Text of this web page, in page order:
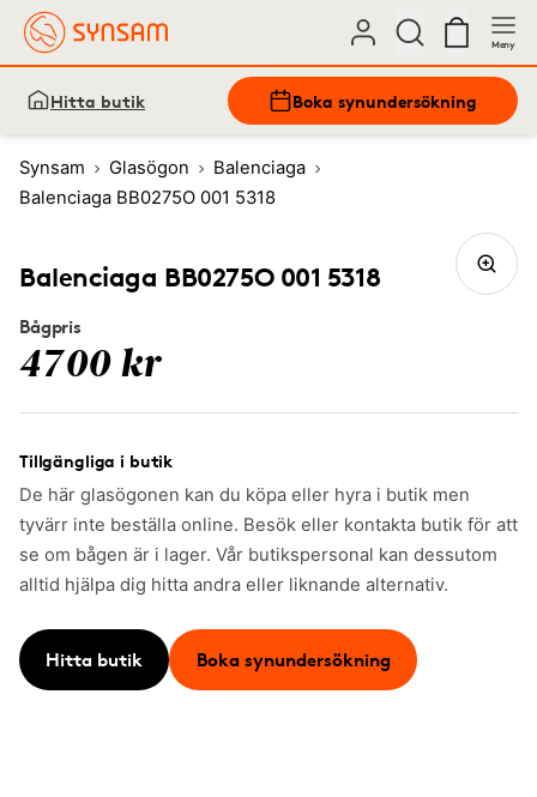
Meny
Hitta butik Boka synundersökning
Synsam Glasögon
Balenciaga
Balenciaga BB0275O 001 5318
Balenciaga BB0275O 001 5318
Bågpris
4700 kr
Tillgängliga i butik
De här glasögonen kan du köpa eller hyra i butik men
tyvärr inte beställa online. Besök eller kontakta butik för att
se om bågen är i lager. Vår butikspersonal kan dessutom
alltid hjälpa dig hitta andra eller liknande alternativ.
Hitta butik Boka synundersökning